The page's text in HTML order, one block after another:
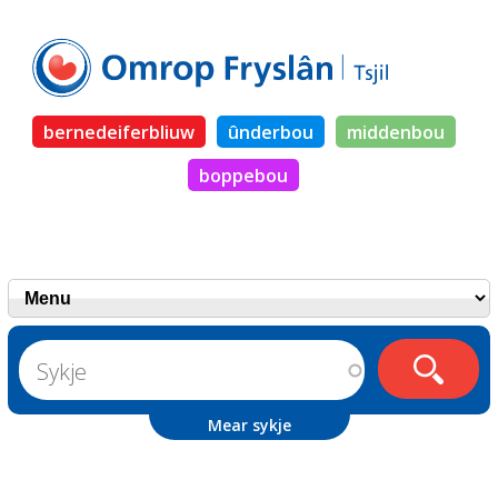
bernedeiferbliuw ûnderbou
middenbou
boppebou
Mear sykje